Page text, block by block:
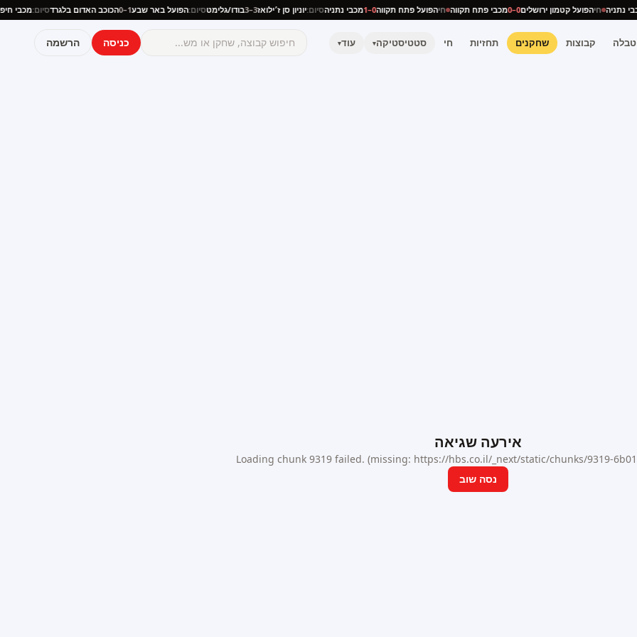
מכבי נתניה חיהפועל קטמון ירושלים0–0 מכבי פתח תקווה חיהפועל פתח תקווה0–1 מכבי נתניהסיום:יוניון סן ז׳ילואז3–3 בודו/גלימטסיום:הפועל באר שבע1–0 הכוכב האדום בלגרדסיום:מכבי
טבלה קבוצות שחקנים תחזיות חי סטטיסטיקה▾ עוד▾ כניסה הרשמה
אירעה שגיאה
Loading chunk 9319 failed. (missing: https://hbs.co.il/_next/static/chunks/9319-
נסה שוב